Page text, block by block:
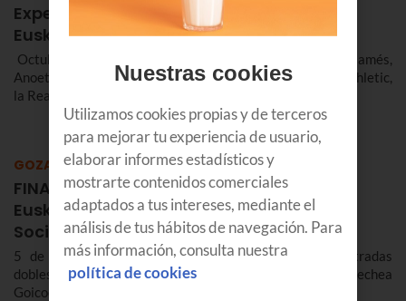
Experiencia derbis entre los clientes de
Euskaltel
Octubre fue, sin duda, el mes de los derbis vascos. San Mamés,
Anoeta e Ipurua acogieron los duelos más TOP entre el Athletic,
la Real...
GOZATU
FINALIZADO
Euskaltel te invita al partido entre Real
Sociedad y Eibar
5 de Noviembre Anoeta (Donostia) Sorteamos 4 entradas
dobles en palco ¡Ya tenemos los ganadores! Andres Goicoechea
Goicoechea Carlos...
Nuestras cookies
Utilizamos cookies propias y de terceros
para mejorar tu experiencia de usuario,
elaborar informes estadísticos y
mostrarte contenidos comerciales
adaptados a tus intereses, mediante el
análisis de tus hábitos de navegación. Para
más información, consulta nuestra
política de cookies